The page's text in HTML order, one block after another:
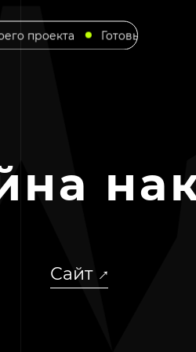
Сайт↓
↓
Готовы для твоего